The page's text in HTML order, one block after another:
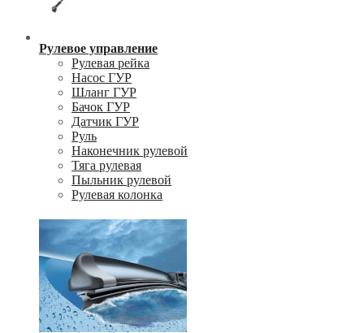
Рулевое управление
Рулевая рейка
Насос ГУР
Шланг ГУР
Бачок ГУР
Датчик ГУР
Руль
Наконечник рулевой
Тяга рулевая
Пыльник рулевой
Рулевая колонка